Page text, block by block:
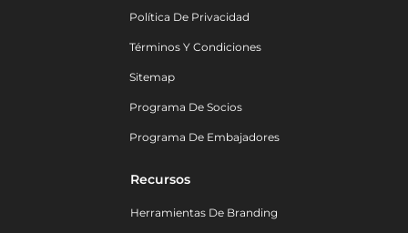
Política De Privacidad
Términos Y Condiciones
Sitemap
Programa De Socios
Programa De Embajadores
Recursos
Herramientas De Branding